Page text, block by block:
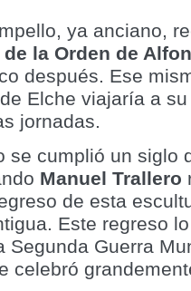
ya anciano,
de la Orden de
después. Ese
Elche viajaría a
jornadas.
se cumplió un siglo
Manuel Trallero
de esta
Este regreso
Segunda Guerra
celebró